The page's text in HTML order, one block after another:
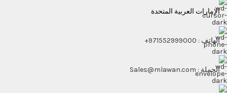
الإمارات العربية المتحدة
الهاتف : 971552999000+
الجملة : Sales@mlawan.com